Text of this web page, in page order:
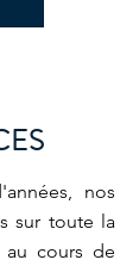
nos
sur toute la
au cours de